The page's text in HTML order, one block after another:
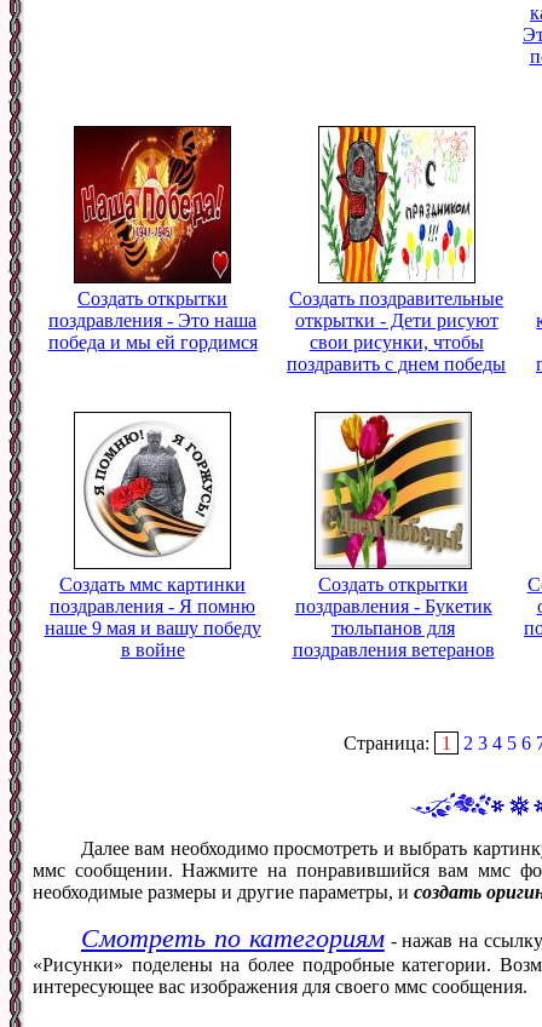
Создать открытки
поздравления - Это наша
победа и мы ей гордимся
Создать поздравительные
открытки - Дети рисуют
свои рисунки, чтобы
поздравить с днем победы
Создать ммс картинки
поздравления - Я помню
наше 9 мая и вашу победу
в войне
Создать открытки
поздравления - Букетик
тюльпанов для
поздравления ветеранов
Страница: 1 2 3 4 5 6
Далее вам необходимо просмотреть и выбрать
ммс сообщении. Нажмите на понравившийся вам ммс
необходимые размеры и другие параметры, и создать
Смотреть по категориям- нажав на
«Рисунки» поделены на более подробные категории.
интересующее вас изображения для своего ммс сообщения.